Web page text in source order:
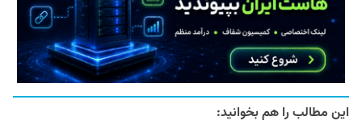
این مطالب را هم بخوانید: